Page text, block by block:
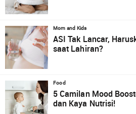
Mom and Kids
ASI Tak Lancar,
saat Lahiran?
Food
5 Camilan Mood
dan Kaya Nutrisi!